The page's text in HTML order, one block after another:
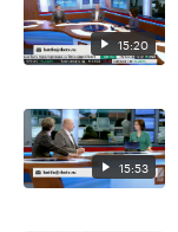
15:20
15:53